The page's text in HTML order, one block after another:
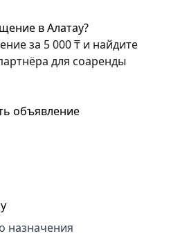
в Алатау?
за 5 000 ₸ и найдите
для соаренды
объявление
назначения